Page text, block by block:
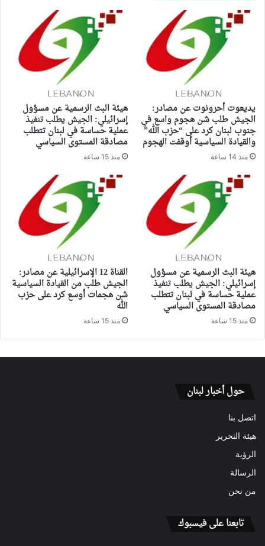
يديعوت أحرونوت عن مصادر:
الجيش طلب شن هجوم واسع في
جنوب لبنان كرد على “حزب الله”
والقيادة السياسية أوقفت الهجوم
منذ 14 ساعة
هيئة البث الرسمية عن مسؤول
إسرائيلي: الجيش يطلب تنفيذ
عملية حساسة في لبنان تتطلب
مصادقة المستوى السياسي
منذ 15 ساعة
هيئة البث الرسمية عن مسؤول
إسرائيلي: الجيش يطلب تنفيذ
عملية حساسة في لبنان تتطلب
مصادقة المستوى السياسي
منذ 15 ساعة
القناة 12 الإسرائيلية عن مصادر:
الجيش طلب من القيادة السياسية
شن هجمات أوسع كرد على حزب
الله
منذ 15 ساعة
حول أخبار لبنان
اتصل بنا
هيئة التحرير
الرؤية
الرسالة
من نحن
تابعنا على فيسبوك